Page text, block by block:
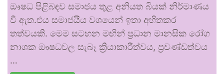
ඖෂධ පිළිබඳව සමාජය තුළ අනියත බියක් නිර්මාණය
වී ඇත.එය සමාජයීය වශයෙන් ඉතා අහිතකර
තත්වයකි. මෙම සටහන මඟින් ප්‍රධාන මානසික රෝග
නාශක ඖෂධවල සැබෑ ක්‍රියාකාරීත්වය, ප්‍රචණ්ඩත්වය
…